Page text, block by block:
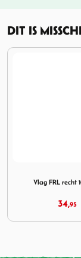
DIT IS
Vlag FRL recht
34,95